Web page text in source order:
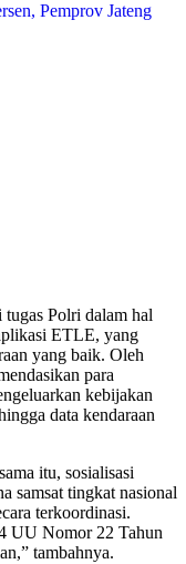
Pemprov Jateng
Polri dalam hal
ETLE, yang
yang baik. Oleh
para
kebijakan
data kendaraan
itu, sosialisasi
samsat tingkat nasional
terkoordinasi.
UU Nomor 22 Tahun
tambahnya.